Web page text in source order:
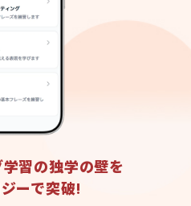
習の独学の壁を
ーで突破!